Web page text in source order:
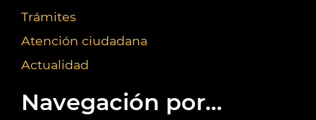
Trámites
Atención ciudadana
Actualidad
Navegación por...